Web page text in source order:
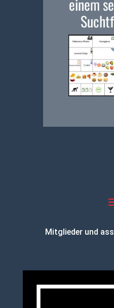
einem
Mitglieder und